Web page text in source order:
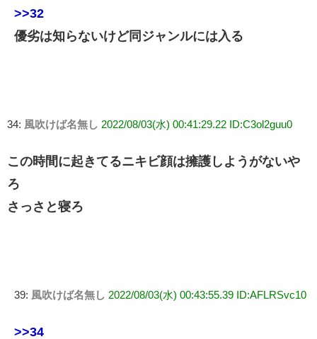
>>32
優劣は知らないけど同ジャンルには入る
34: 風吹けば名無し 2022/08/03(水) 00:41:29.22 ID:C3ol2guu0
この時間に起きてるニキビ顔は擁護しようがないや
ろ
さっさと寝ろ
39: 風吹けば名無し 2022/08/03(水) 00:43:55.39 ID:AFLRSvc10
>>34